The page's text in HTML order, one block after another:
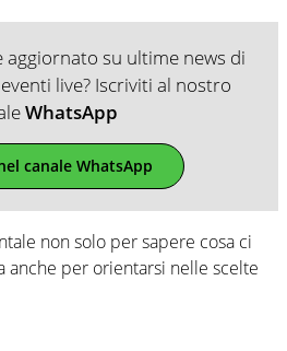
aggiornato su ultime news di
live? Iscriviti al nostro
WhatsApp
canale WhatsApp
non solo per sapere cosa ci
anche per orientarsi nelle scelte